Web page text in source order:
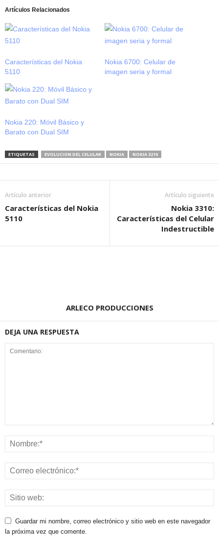
Artículos Relacionados
Características del Nokia
5110
Nokia 6700: Celular de
imagen seria y formal
Nokia 220: Móvil Básico y
Barato con Dual SIM
ETIQUETAS EVOLUCION DEL CELULAR NOKIA NOKIA 3210
Artículo anterior
Características del Nokia
5110
Artículo siguiente
Nokia 3310:
Características del Celular
Indestructible
ARLECO PRODUCCIONES
DEJA UNA RESPUESTA
Guardar mi nombre, correo electrónico y sitio web en este navegador
la próxima vez que comente.